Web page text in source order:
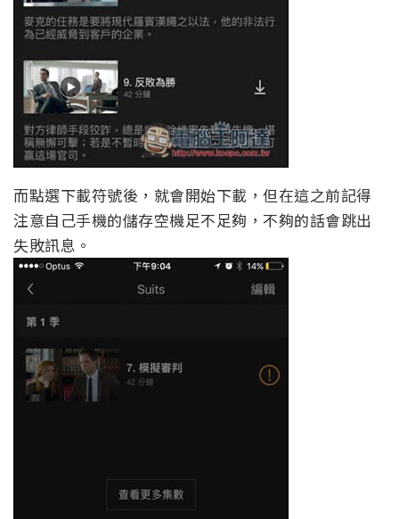
而點選下載符號後，就會開始下載，但在這之前記得
注意自己手機的儲存空機足不足夠，不夠的話會跳出
失敗訊息。